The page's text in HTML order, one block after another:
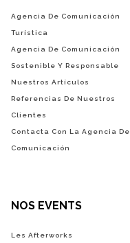
Agencia De Comunicación
Turística
Agencia De Comunicación
Sostenible Y Responsable
Nuestros Artículos
Referencias De Nuestros
Clientes
Contacta Con La Agencia De
Comunicación
NOS EVENTS
Les Afterworks